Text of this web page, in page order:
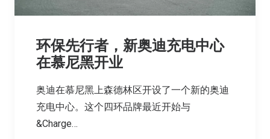
环保先行者，新奥迪充电中心
在慕尼黑开业
奥迪在慕尼黑上森德林区开设了一个新的奥迪
充电中心。这个四环品牌最近开始与
&Charge…